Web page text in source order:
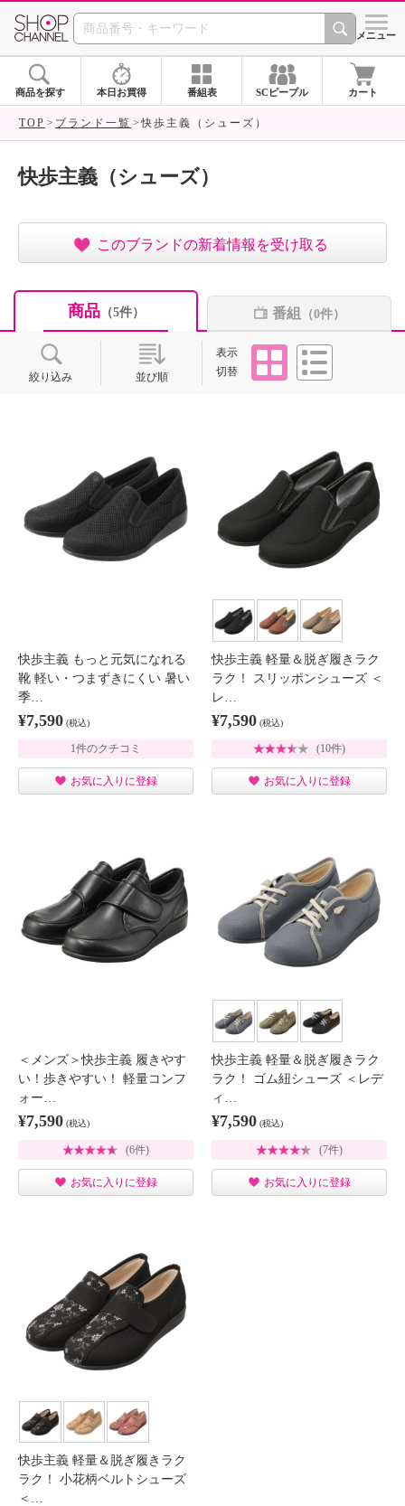
SHOP CHANNEL ショッ
メニュー
商品を探す 本日お買得 番組表 SCピープル カート
TOP ブランド一覧 快歩主義（シューズ）
快歩主義（シューズ）
このブランドの新着情報を受け取る
商品（5件） 番組 （0件）
絞り込み 並び順
表示
切替
タイル
快歩主義 もっと元気になれる
靴 軽い・つまずきにくい 暑い
季…
¥7,590 (税込)
1件のクチコミ
お気に入りに登録
快歩主義 軽量＆脱ぎ履きラク
ラク！ スリッポンシューズ ＜
レ…
¥7,590 (税込)
(10件)
お気に入りに登録
＜メンズ＞快歩主義 履きやす
い！歩きやすい！ 軽量コンフ
ォー…
¥7,590 (税込)
(6件)
お気に入りに登録
快歩主義 軽量＆脱ぎ履きラク
ラク！ ゴム紐シューズ ＜レデ
ィ…
¥7,590 (税込)
(7件)
お気に入りに登録
快歩主義 軽量＆脱ぎ履きラク
ラク！ 小花柄ベルトシューズ
＜…